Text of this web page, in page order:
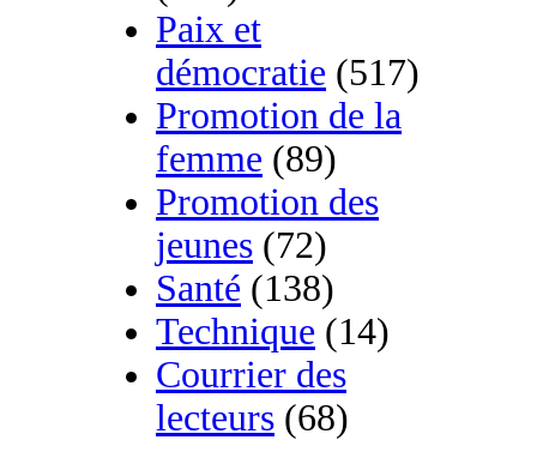
Paix et
démocratie (517)
Promotion de la
femme (89)
Promotion des
jeunes (72)
Santé (138)
Technique (14)
Courrier des
lecteurs (68)